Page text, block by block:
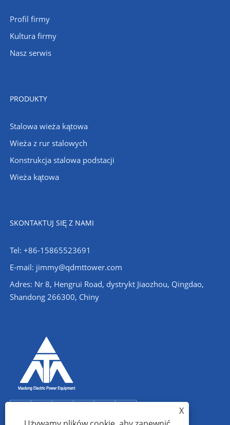
Profil firmy
Kultura firmy
Nasz serwis
PRODUKTY
Stalowa wieża kątowa
Wieża z rur stalowych
Konstrukcja stalowa podstacji
Wieża kątowa
SKONTAKTUJ SIĘ Z NAMI
Tel: +86-15865523691
E-mail: jimmy@qdmttower.com
Adres: Nr 8, Hengrui Road, dystrykt Jiaozhou, Qingdao,
Shandong 266300, Chiny
X